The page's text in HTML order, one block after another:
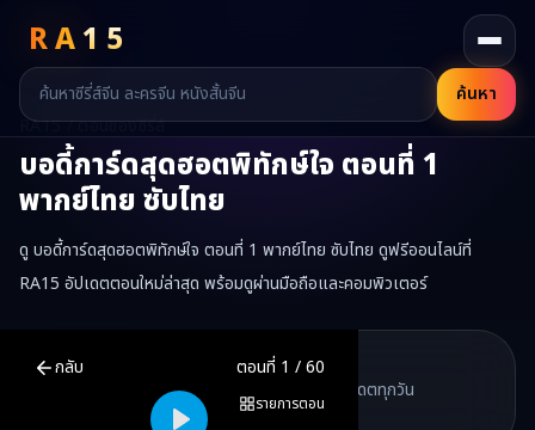
RA15
ค้นหา
RA15 / ตอนของซีรี่ส์
บอดี้การ์ดสุดฮอตพิทักษ์ใจ ตอนที่ 1
พากย์ไทย ซับไทย
ดู บอดี้การ์ดสุดฮอตพิทักษ์ใจ ตอนที่ 1 พากย์ไทย ซับไทย ดูฟรีออนไลน์ที่
RA15 อัปเดตตอนใหม่ล่าสุด พร้อมดูผ่านมือถือและคอมพิวเตอร์
กลับ ตอนที่ 1 /60
รายการตอน
พากย์ไทย ซับไทย ดูฟรีออนไลน์ —
RA15 เป็นเว็บไซต์ดูซีรี่ส์จีนออนไลน์ฟรี ที่รวบรวมหนังจีน ละครจีน มิ
RA15 Drama
RA15 Drama
รวมซีรี่ส์จีน ละครสั้น หนังแนวตั้ง พากย์ไทย อัปเดตทุกวัน
RA15 Drama